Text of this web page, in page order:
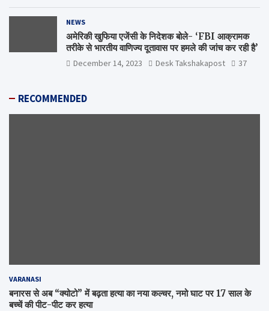
NEWS
अमेरिकी खुफिया एजेंसी के निदेशक बोले- ‘FBI आक्रामक
तरीके से भारतीय वाणिज्य दूतावास पर हमले की जांच कर रही है’
December 14, 2023 Desk Takshakapost 37
RECOMMENDED
VARANASI
बनारस से अब “क्योटो” में बढ़ता हत्या का नया कल्चर, नमो घाट पर 17 साल के
बच्चें की पीट-पीट कर हत्या